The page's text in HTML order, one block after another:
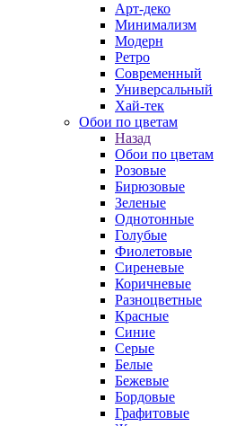
Арт-деко
Минимализм
Модерн
Ретро
Современный
Универсальный
Хай-тек
Обои по цветам
Назад
Обои по цветам
Розовые
Бирюзовые
Зеленые
Однотонные
Голубые
Фиолетовые
Сиреневые
Коричневые
Разноцветные
Красные
Синие
Серые
Белые
Бежевые
Бордовые
Графитовые